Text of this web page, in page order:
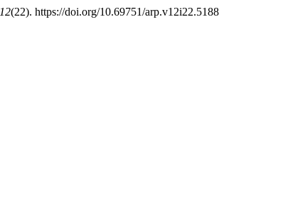
12(22). https://doi.org/10.69751/arp.v12i22.5188